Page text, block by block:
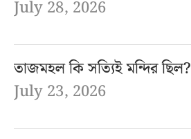
July 28, 2026
তাজমহল কি সত্যিই মন্দির ছিল?
July 23, 2026